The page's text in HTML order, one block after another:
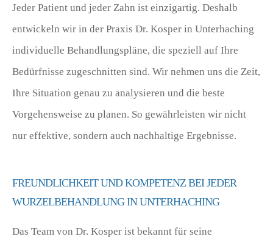
Jeder Patient und jeder Zahn ist einzigartig. Deshalb
entwickeln wir in der Praxis Dr. Kosper in Unterhaching
individuelle Behandlungspläne, die speziell auf Ihre
Bedürfnisse zugeschnitten sind. Wir nehmen uns die Zeit,
Ihre Situation genau zu analysieren und die beste
Vorgehensweise zu planen. So gewährleisten wir nicht
nur effektive, sondern auch nachhaltige Ergebnisse.
FREUNDLICHKEIT UND KOMPETENZ BEI JEDER
WURZELBEHANDLUNG IN UNTERHACHING
Das Team von Dr. Kosper ist bekannt für seine